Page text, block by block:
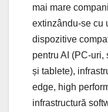
mai mare
extinzându-se cu
dispozitive
pentru AI (PC-uri,
și tablete),
edge, high
infrastructură